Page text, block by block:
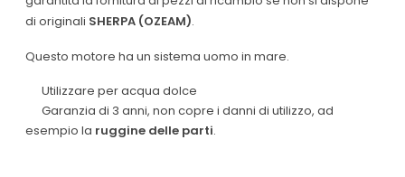
di originali SHERPA (OZEAM).
Questo motore ha un sistema uomo in mare.
Utilizzare per acqua dolce
Garanzia di 3 anni, non copre i danni di utilizzo, ad
esempio la ruggine delle parti.